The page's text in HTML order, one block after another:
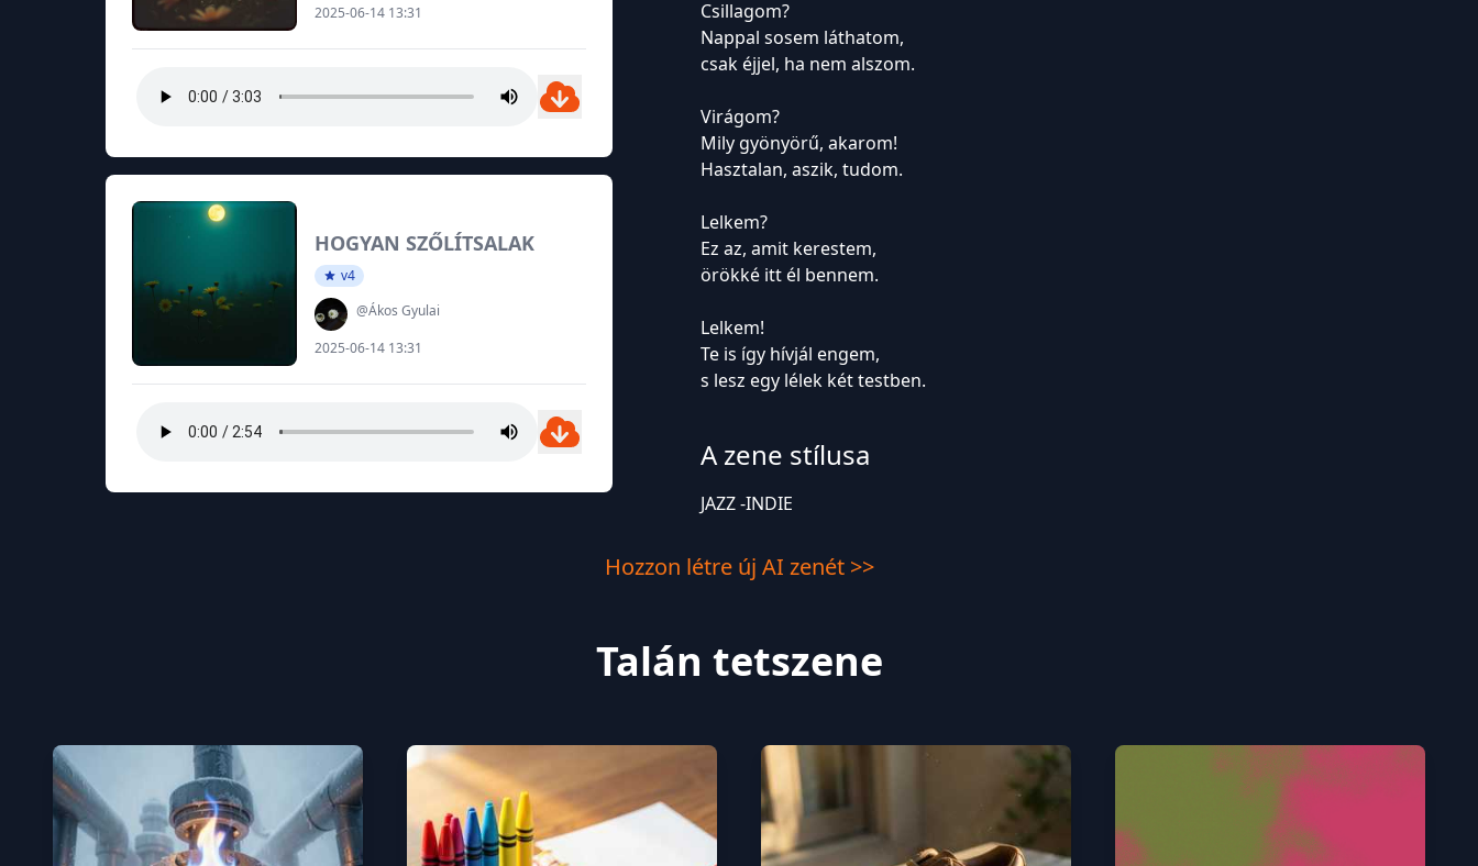
2025-06-14 13:31
HOGYAN SZŐLÍTSALAK
v4
@Ákos Gyulai
2025-06-14 13:31
Csillagom?
Nappal sosem láthatom,
csak éjjel, ha nem alszom.
Virágom?
Mily gyönyörű, akarom!
Hasztalan, aszik, tudom.
Lelkem?
Ez az, amit kerestem,
örökké itt él bennem.
Lelkem!
Te is így hívjál engem,
s lesz egy lélek két testben.
A zene stílusa
JAZZ -INDIE
Hozzon létre új AI zenét >>
Talán tetszene